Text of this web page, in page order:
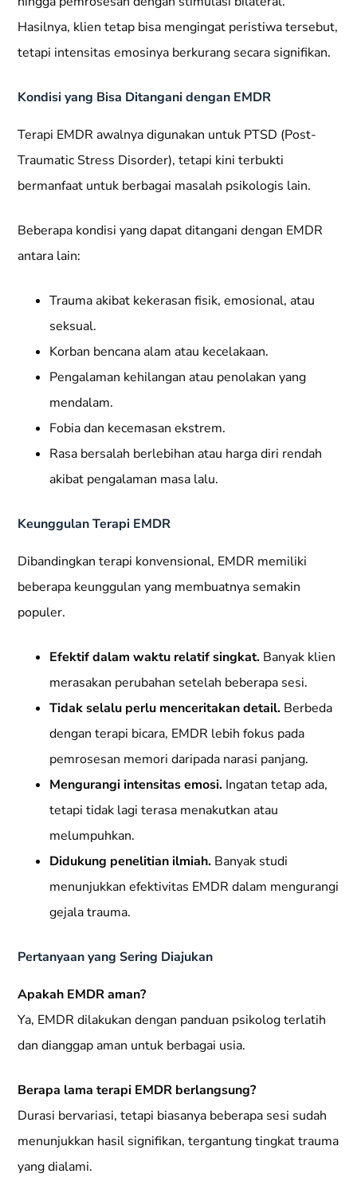
Hasilnya, klien tetap bisa mengingat peristiwa tersebut,
tetapi intensitas emosinya berkurang secara signifikan.
Kondisi yang Bisa Ditangani dengan EMDR
Terapi EMDR awalnya digunakan untuk PTSD (Post-
Traumatic Stress Disorder), tetapi kini terbukti
bermanfaat untuk berbagai masalah psikologis lain.
Beberapa kondisi yang dapat ditangani dengan EMDR
antara lain:
Trauma akibat kekerasan fisik, emosional, atau
seksual.
Korban bencana alam atau kecelakaan.
Pengalaman kehilangan atau penolakan yang
mendalam.
Fobia dan kecemasan ekstrem.
Rasa bersalah berlebihan atau harga diri rendah
akibat pengalaman masa lalu.
Keunggulan Terapi EMDR
Dibandingkan terapi konvensional, EMDR memiliki
beberapa keunggulan yang membuatnya semakin
populer.
Efektif dalam waktu relatif singkat. Banyak klien
merasakan perubahan setelah beberapa sesi.
Tidak selalu perlu menceritakan detail. Berbeda
dengan terapi bicara, EMDR lebih fokus pada
pemrosesan memori daripada narasi panjang.
Mengurangi intensitas emosi. Ingatan tetap ada,
tetapi tidak lagi terasa menakutkan atau
melumpuhkan.
Didukung penelitian ilmiah. Banyak studi
menunjukkan efektivitas EMDR dalam mengurangi
gejala trauma.
Pertanyaan yang Sering Diajukan
Apakah EMDR aman?
Ya, EMDR dilakukan dengan panduan psikolog terlatih
dan dianggap aman untuk berbagai usia.
Berapa lama terapi EMDR berlangsung?
Durasi bervariasi, tetapi biasanya beberapa sesi sudah
menunjukkan hasil signifikan, tergantung tingkat trauma
yang dialami.